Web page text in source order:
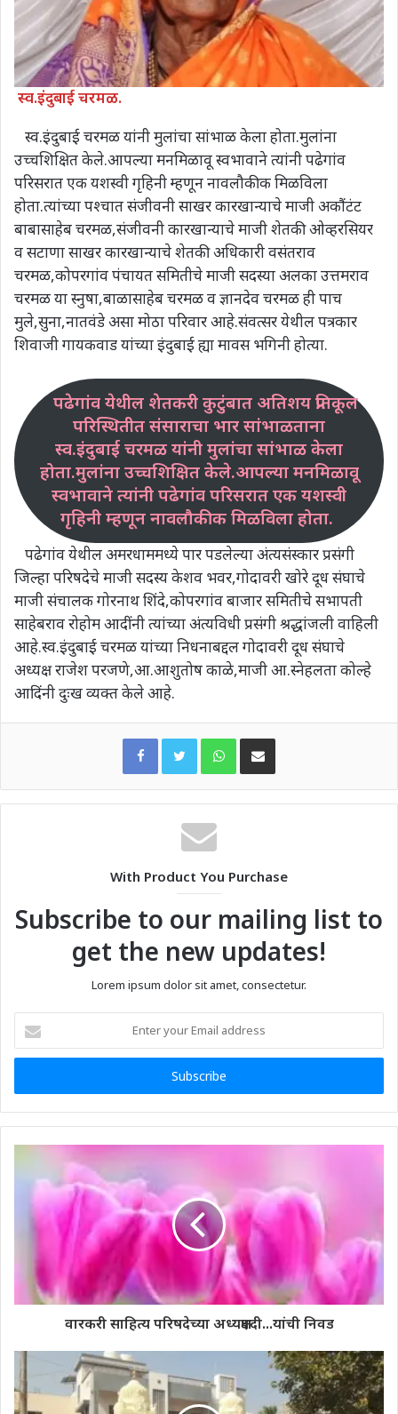
स्व.इंदुबाई चरमळ.
स्व.इंदुबाई चरमळ यांनी मुलांचा सांभाळ केला होता.मुलांना
उच्चशिक्षित केले.आपल्या मनमिळावू स्वभावाने त्यांनी पढेगांव
परिसरात एक यशस्वी गृहिनी म्हणून नावलौकीक मिळविला
होता.त्यांच्या पश्चात संजीवनी साखर कारखान्याचे माजी अकौंटंट
बाबासाहेब चरमळ,संजीवनी कारखान्याचे माजी शेतकी ओव्हरसियर
व सटाणा साखर कारखान्याचे शेतकी अधिकारी वसंतराव
चरमळ,कोपरगांव पंचायत समितीचे माजी सदस्या अलका उत्तमराव
चरमळ या स्नुषा,बाळासाहेब चरमळ व ज्ञानदेव चरमळ ही पाच
मुले,सुना,नातवंडे असा मोठा परिवार आहे.संवत्सर येथील पत्रकार
शिवाजी गायकवाड यांच्या इंदुबाई ह्या मावस भगिनी होत्या.
पढेगांव येथील शेतकरी कुटुंबात अतिशय प्रतिकूल
परिस्थितीत संसाराचा भार सांभाळताना
स्व.इंदुबाई चरमळ यांनी मुलांचा सांभाळ केला
होता.मुलांना उच्चशिक्षित केले.आपल्या मनमिळावू
स्वभावाने त्यांनी पढेगांव परिसरात एक यशस्वी
गृहिनी म्हणून नावलौकीक मिळविला होता.
पढेगांव येथील अमरधाममध्ये पार पडलेल्या अंत्यसंस्कार प्रसंगी
जिल्हा परिषदेचे माजी सदस्य केशव भवर,गोदावरी खोरे दूध संघाचे
माजी संचालक गोरनाथ शिंदे,कोपरगांव बाजार समितीचे सभापती
साहेबराव रोहोम आदींनी त्यांच्या अंत्यविधी प्रसंगी श्रद्धांजली वाहिली
आहे.स्व.इंदुबाई चरमळ यांच्या निधनाबद्दल गोदावरी दूध संघाचे
अध्यक्ष राजेश परजणे,आ.आशुतोष काळे,माजी आ.स्नेहलता कोल्हे
आदिंनी दुःख व्यक्त केले आहे.
WhatsAppShare via Email
With Product You Purchase
Subscribe to our mailing list to
get the new updates!
Lorem ipsum dolor sit amet, consectetur.
your
Email
वारकरी साहित्य परिषदेच्या अध्यक्षपदी...यांची निवड